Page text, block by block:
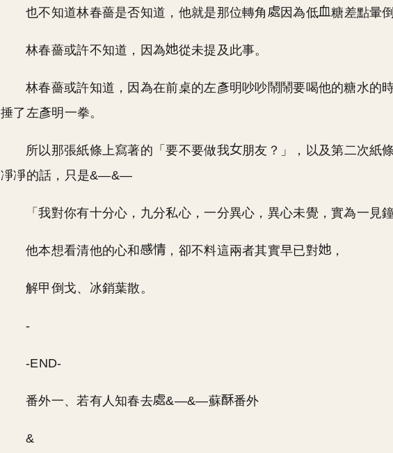
也不知道林春薔是否知道，他就是那位轉角 因為低 糖差點暈
林春薔或許不知道，因為 從未提及此事。
林春薔或許知道，因為在前桌的左彥明吵吵鬧鬧要喝他的糖水的
捶了左彥明一拳。
所以那張紙條上寫著的「要不要做我
朋友？」，以及第二次紙
凈凈的話，只是&—&—
「我對你有十分心，九分私心，一分異心，異心未覺，實為一見
他本想看清他的心和 ，卻不料這兩者其實早已對 ，
解甲倒戈、冰銷葉散。
-
-END-
番外一、若有人知春去 &—&—蘇 番外
&